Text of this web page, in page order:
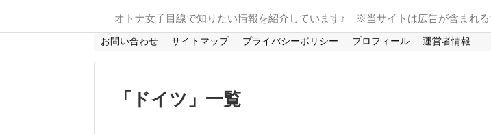
オトナ女子目線で知りたい情報を紹介しています♪ ※当サイトは広告が含まれる
お問い合わせ サイトマップ プライバシーポリシー プロフィール 運営者情報
「 ドイツ 」 一覧